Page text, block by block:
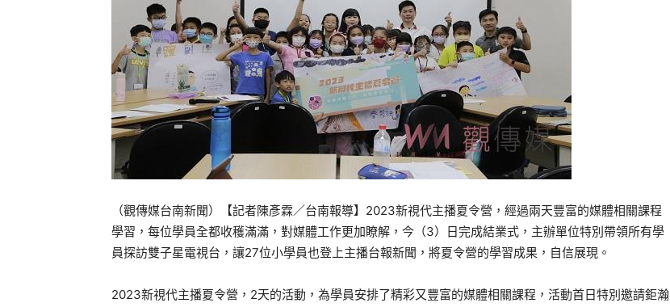
（觀傳媒台南新聞）【記者陳彥霖／台南報導】2023新視代主播夏令營，經過兩天豐富的媒體相關課程
學習，每位學員全都收穫滿滿，對媒體工作更加瞭解，今（3）日完成結業式，主辦單位特別帶領所有學
員探訪雙子星電視台，讓27位小學員也登上主播台報新聞，將夏令營的學習成果，自信展現。
2023新視代主播夏令營，2天的活動，為學員安排了精彩又豐富的媒體相關課程，活動首日特別邀請鉅瀚